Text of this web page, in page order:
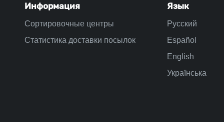
Информация
Сортировочные центры
Статистика доставки посылок
Язык
Русский
Español
English
Українська